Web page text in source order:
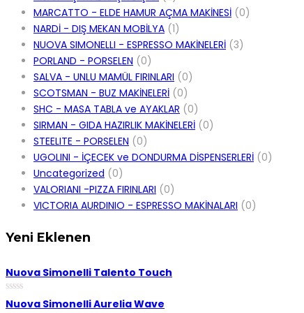
MARCATTO - ELDE HAMUR AÇMA MAKİNESİ (0)
NARDİ - DIŞ MEKAN MOBİLYA (1)
NUOVA SIMONELLI - ESPRESSO MAKİNELERİ (3)
PORLAND - PORSELEN (0)
SALVA - UNLU MAMÜL FIRINLARI (0)
SCOTSMAN - BUZ MAKİNELERİ (0)
SHC - MASA TABLA ve AYAKLAR (0)
SIRMAN - GIDA HAZIRLIK MAKİNELERİ (0)
STEELITE - PORSELEN (0)
UGOLINI - İÇECEK ve DONDURMA DİSPENSERLERİ (0)
Uncategorized (0)
VALORIANI -PIZZA FIRINLARI (0)
VICTORIA AURDINIO - ESPRESSO MAKİNALARI (0)
Yeni Eklenen
Nuova Simonelli Talento Touch
0
5
Nuova Simonelli Aurelia Wave